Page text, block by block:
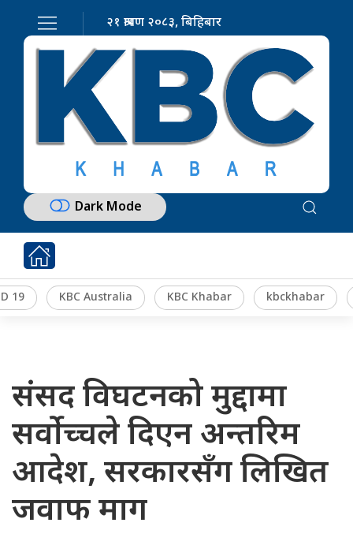
२१ श्रावण २०८३, बिहिबार
Dark Mode
19 KBC Australia KBC Khabar kbckhabar
संसद विघटनको मुद्दामा
सर्वोच्चले दिएन अन्तरिम
आदेश, सरकारसँग लिखित
जवाफ माग